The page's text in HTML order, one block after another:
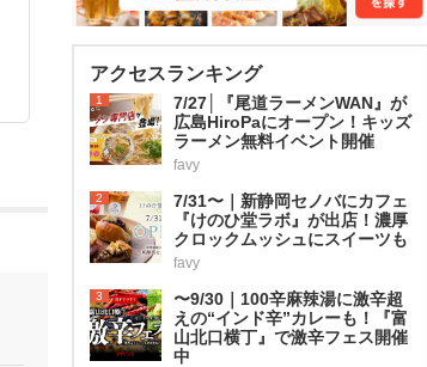
アクセスランキング
1
7/27│『尾道ラーメンWAN』が
広島HiroPaにオープン！キッズ
ラーメン無料イベント開催
favy
2
7/31〜｜新静岡セノバにカフェ
『けのひ堂ラボ』が出店！濃厚
クロックムッシュにスイーツも
favy
3
〜9/30｜100辛麻辣湯に激辛超
えの“インド辛”カレーも！『富
山北口横丁』で激辛フェス開催
中